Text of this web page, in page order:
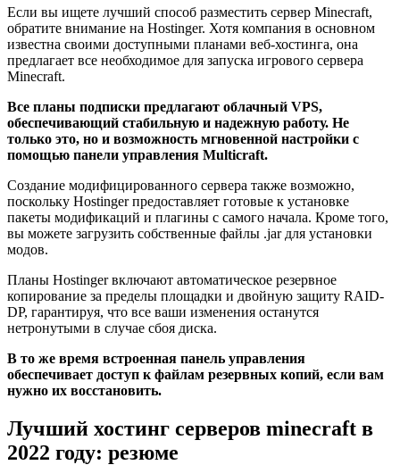
Если вы ищете лучший способ разместить сервер Minecraft,
обратите внимание на Hostinger. Хотя компания в основном
известна своими доступными планами веб-хостинга, она
предлагает все необходимое для запуска игрового сервера
Minecraft.
Все планы подписки предлагают облачный VPS,
обеспечивающий стабильную и надежную работу. Не
только это, но и возможность мгновенной настройки с
помощью панели управления Multicraft.
Создание модифицированного сервера также возможно,
поскольку Hostinger предоставляет готовые к установке
пакеты модификаций и плагины с самого начала. Кроме того,
вы можете загрузить собственные файлы .jar для установки
модов.
Планы Hostinger включают автоматическое резервное
копирование за пределы площадки и двойную защиту RAID-
DP, гарантируя, что все ваши изменения останутся
нетронутыми в случае сбоя диска.
В то же время встроенная панель управления
обеспечивает доступ к файлам резервных копий, если вам
нужно их восстановить.
Лучший хостинг серверов minecraft в
2022 году: резюме